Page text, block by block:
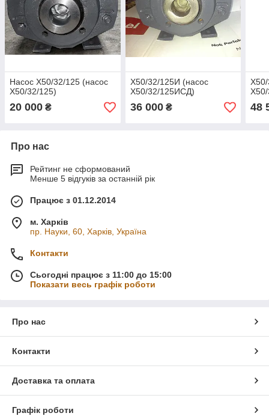
Насос Х50/32/125 (насос
Х50/32/125)
20 000 ₴
Х50/32/125И (насос
Х50/32/125ИСД)
36 000₴ 48
Про нас
Рейтинг не сформований
Менше 5 відгуків за останній рік
Працює з 01.12.2014
м. Харків
пр. Науки, 60, Харків, Україна
Контакти
Сьогодні працює з 11:00 до 15:00
Показати весь графік роботи
Про нас
Контакти
Доставка та оплата
Графік роботи